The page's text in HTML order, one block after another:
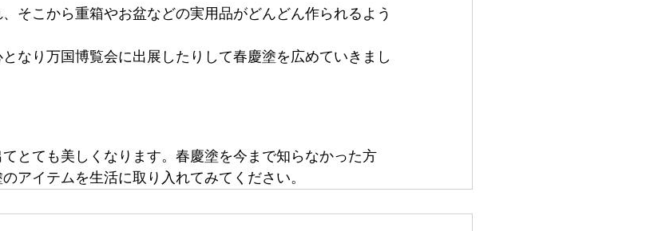
そこから重箱やお盆などの実用品がどんどん作られるよう
なり万国博覧会に出展したりして春慶塗を広めていきまし
とても美しくなります。春慶塗を今まで知らなかった方
アイテムを生活に取り入れてみてください。